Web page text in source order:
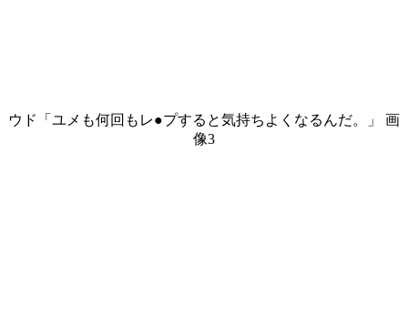
ウド「ユメも何回もレ●プすると気持ちよくなるんだ。」 画
像3